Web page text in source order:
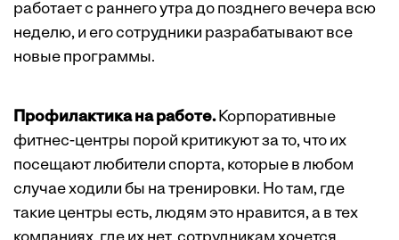
работает с раннего утра до позднего вечера всю
неделю, и его сотрудники разрабатывают все
новые программы.
Профилактика на работе.Корпоративные
фитнес-центры порой критикуют за то, что их
посещают любители спорта, которые в любом
случае ходили бы на тренировки. Но там, где
такие центры есть, людям это нравится, а в тех